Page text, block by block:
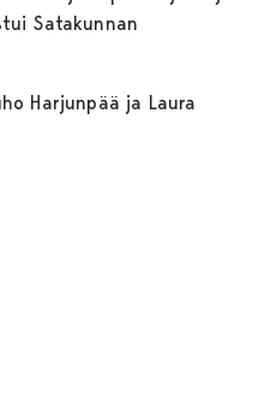
Satakunnan
Harjunpää ja Laura